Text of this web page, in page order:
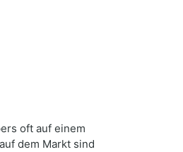
oft auf einem
dem Markt sind